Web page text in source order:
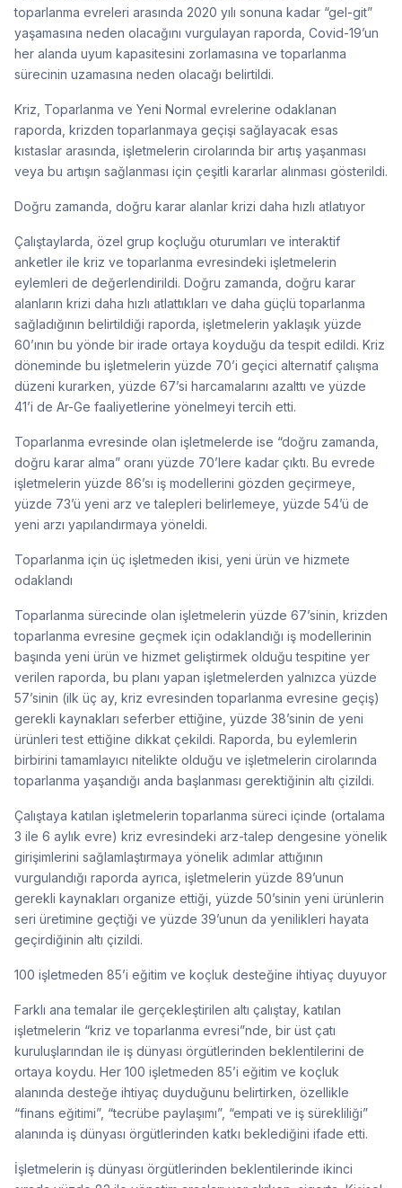
toparlanma evreleri arasında 2020 yılı sonuna kadar “gel-git”
yaşamasına neden olacağını vurgulayan raporda, Covid-19’un
her alanda uyum kapasitesini zorlamasına ve toparlanma
sürecinin uzamasına neden olacağı belirtildi.
Kriz, Toparlanma ve Yeni Normal evrelerine odaklanan
raporda, krizden toparlanmaya geçişi sağlayacak esas
kıstaslar arasında, işletmelerin cirolarında bir artış yaşanması
veya bu artışın sağlanması için çeşitli kararlar alınması gösterildi.
Doğru zamanda, doğru karar alanlar krizi daha hızlı atlatıyor
Çalıştaylarda, özel grup koçluğu oturumları ve interaktif
anketler ile kriz ve toparlanma evresindeki işletmelerin
eylemleri de değerlendirildi. Doğru zamanda, doğru karar
alanların krizi daha hızlı atlattıkları ve daha güçlü toparlanma
sağladığının belirtildiği raporda, işletmelerin yaklaşık yüzde
60’ının bu yönde bir irade ortaya koyduğu da tespit edildi. Kriz
döneminde bu işletmelerin yüzde 70’i geçici alternatif çalışma
düzeni kurarken, yüzde 67’si harcamalarını azalttı ve yüzde
41’i de Ar-Ge faaliyetlerine yönelmeyi tercih etti.
Toparlanma evresinde olan işletmelerde ise “doğru zamanda,
doğru karar alma” oranı yüzde 70’lere kadar çıktı. Bu evrede
işletmelerin yüzde 86’sı iş modellerini gözden geçirmeye,
yüzde 73’ü yeni arz ve talepleri belirlemeye, yüzde 54’ü de
yeni arzı yapılandırmaya yöneldi.
Toparlanma için üç işletmeden ikisi, yeni ürün ve hizmete
odaklandı
Toparlanma sürecinde olan işletmelerin yüzde 67’sinin, krizden
toparlanma evresine geçmek için odaklandığı iş modellerinin
başında yeni ürün ve hizmet geliştirmek olduğu tespitine yer
verilen raporda, bu planı yapan işletmelerden yalnızca yüzde
57’sinin (ilk üç ay, kriz evresinden toparlanma evresine geçiş)
gerekli kaynakları seferber ettiğine, yüzde 38’sinin de yeni
ürünleri test ettiğine dikkat çekildi. Raporda, bu eylemlerin
birbirini tamamlayıcı nitelikte olduğu ve işletmelerin cirolarında
toparlanma yaşandığı anda başlanması gerektiğinin altı çizildi.
Çalıştaya katılan işletmelerin toparlanma süreci içinde (ortalama
3 ile 6 aylık evre) kriz evresindeki arz-talep dengesine yönelik
girişimlerini sağlamlaştırmaya yönelik adımlar attığının
vurgulandığı raporda ayrıca, işletmelerin yüzde 89’unun
gerekli kaynakları organize ettiği, yüzde 50’sinin yeni ürünlerin
seri üretimine geçtiği ve yüzde 39’unun da yenilikleri hayata
geçirdiğinin altı çizildi.
100 işletmeden 85’i eğitim ve koçluk desteğine ihtiyaç duyuyor
Farklı ana temalar ile gerçekleştirilen altı çalıştay, katılan
işletmelerin “kriz ve toparlanma evresi”nde, bir üst çatı
kuruluşlarından ile iş dünyası örgütlerinden beklentilerini de
ortaya koydu. Her 100 işletmeden 85’i eğitim ve koçluk
alanında desteğe ihtiyaç duyduğunu belirtirken, özellikle
“finans eğitimi”, “tecrübe paylaşımı”, “empati ve iş sürekliliği”
alanında iş dünyası örgütlerinden katkı beklediğini ifade etti.
İşletmelerin iş dünyası örgütlerinden beklentilerinde ikinci